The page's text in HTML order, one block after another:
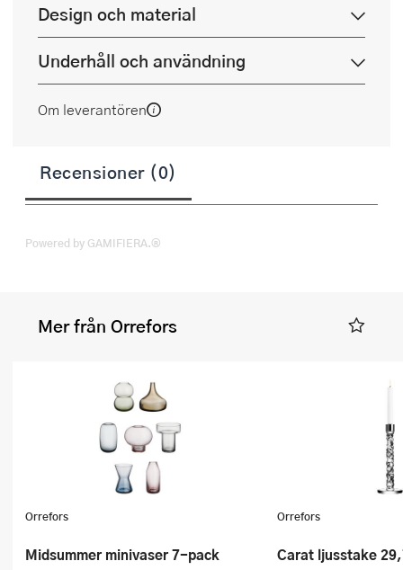
Design och material
Underhåll och användning
Om leverantören
Recensioner (0)
Powered by GAMIFIERA.®
Mer från Orrefors
Orrefors
Midsummer minivaser 7-pack
Orrefors
Carat ljusstake